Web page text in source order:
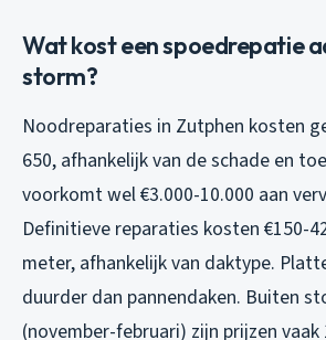
Wat kost een spoedrepatie
storm?
Noodreparaties in Zutphen kosten
650, afhankelijk van de schade en
voorkomt wel €3.000-10.000 aan
Definitieve reparaties kosten €150-
meter, afhankelijk van daktype.
duurder dan pannendaken. Buiten
(november-februari) zijn prijzen vaak